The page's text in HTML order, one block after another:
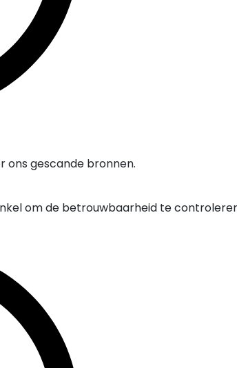
ons gescande bronnen.
om de betrouwbaarheid te